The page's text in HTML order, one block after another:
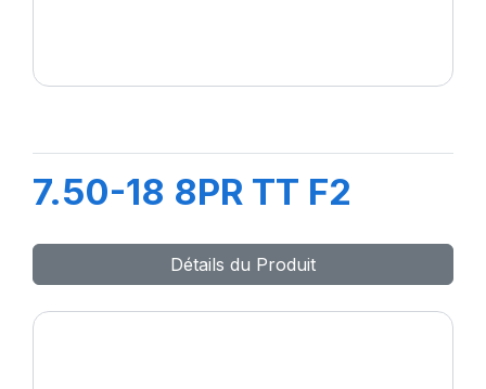
7.50-18 8PR TT F2
Détails du Produit